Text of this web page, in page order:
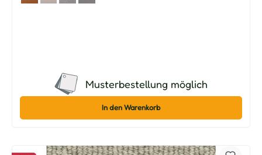
Musterbestellung möglich
In den Warenkorb